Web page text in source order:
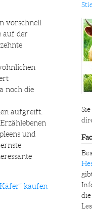
vorschnell
auf der
noch die
aufgreift.
und
kaufen